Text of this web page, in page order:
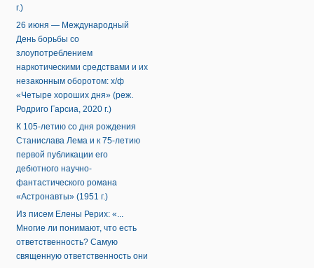
г.)
26 июня — Международный
День борьбы со
злоупотреблением
наркотическими средствами и их
незаконным оборотом: х/ф
«Четыре хороших дня» (реж.
Родриго Гарсиа, 2020 г.)
К 105-летию со дня рождения
Станислава Лема и к 75-летию
первой публикации его
дебютного научно-
фантастического романа
«Астронавты» (1951 г.)
Из писем Елены Рерих: «...
Многие ли понимают, что есть
ответственность? Самую
священную ответственность они